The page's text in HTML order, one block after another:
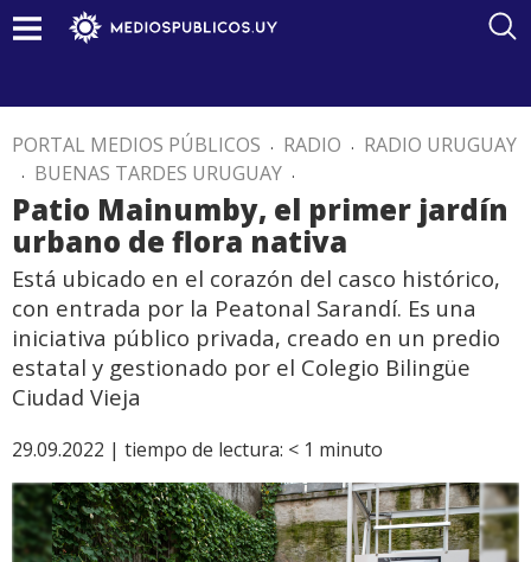
PORTAL MEDIOS PÚBLICOS . RADIO . RADIO URUGUAY
. BUENAS TARDES URUGUAY .
Patio Mainumby, el primer jardín
urbano de flora nativa
Está ubicado en el corazón del casco histórico,
con entrada por la Peatonal Sarandí. Es una
iniciativa público privada, creado en un predio
estatal y gestionado por el Colegio Bilingüe
Ciudad Vieja
29.09.2022 | tiempo de lectura: < 1 minuto